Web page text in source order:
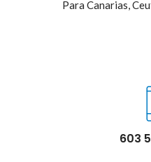
Para Canarias,
603